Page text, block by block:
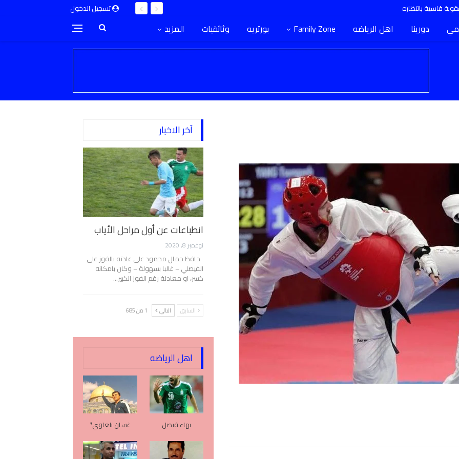
تسجيل الدخول قاسية بانتظاره
دورينا اهل الرياضه Family Zone بورتريه وثائقيات المزيد
آخر الاخبار
انطباعات عن أول مراحل الأياب
نوفمبر 8, 2020
حافظ جمال محمود على عادته بالفوز على
الفيصلي – غالبا بسهولة – وكان بامكانه
كسر، او معادلة رقم الفوز الكبير…
السابق التالي 1 من 685
اهل الرياضه
بهاء فيصل غسان بلعاوي*